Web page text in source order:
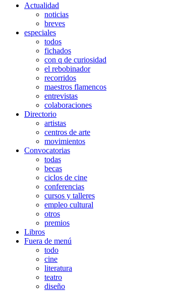
Actualidad
noticias
breves
especiales
todos
fichados
con q de curiosidad
el rebobinador
recorridos
maestros flamencos
entrevistas
colaboraciones
Directorio
artistas
centros de arte
movimientos
Convocatorias
todas
becas
ciclos de cine
conferencias
cursos y talleres
empleo cultural
otros
premios
Libros
Fuera de menú
todo
cine
literatura
teatro
diseño